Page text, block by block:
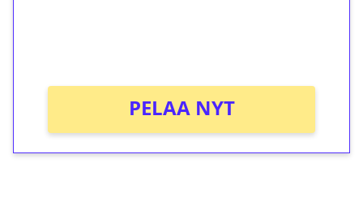
PELAA NYT